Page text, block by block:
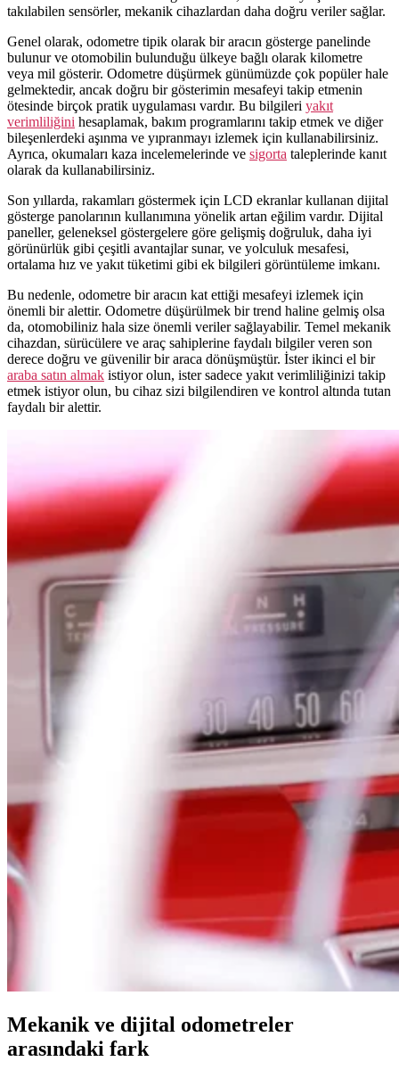
takılabilen sensörler, mekanik cihazlardan daha doğru veriler sağlar.
Genel olarak, odometre tipik olarak bir aracın gösterge panelinde
bulunur ve otomobilin bulunduğu ülkeye bağlı olarak kilometre
veya mil gösterir. Odometre düşürmek günümüzde çok popüler hale
gelmektedir, ancak doğru bir gösterimin mesafeyi takip etmenin
ötesinde birçok pratik uygulaması vardır. Bu bilgileri yakıt
verimliliğini hesaplamak, bakım programlarını takip etmek ve diğer
bileşenlerdeki aşınma ve yıpranmayı izlemek için kullanabilirsiniz.
Ayrıca, okumaları kaza incelemelerinde ve sigorta taleplerinde kanıt
olarak da kullanabilirsiniz.
Son yıllarda, rakamları göstermek için LCD ekranlar kullanan dijital
gösterge panolarının kullanımına yönelik artan eğilim vardır. Dijital
paneller, geleneksel göstergelere göre gelişmiş doğruluk, daha iyi
görünürlük gibi çeşitli avantajlar sunar, ve yolculuk mesafesi,
ortalama hız ve yakıt tüketimi gibi ek bilgileri görüntüleme imkanı.
Bu nedenle, odometre bir aracın kat ettiği mesafeyi izlemek için
önemli bir alettir. Odometre düşürülmek bir trend haline gelmiş olsa
da, otomobiliniz hala size önemli veriler sağlayabilir. Temel mekanik
cihazdan, sürücülere ve araç sahiplerine faydalı bilgiler veren son
derece doğru ve güvenilir bir araca dönüşmüştür. İster ikinci el bir
araba satın almak istiyor olun, ister sadece yakıt verimliliğinizi takip
etmek istiyor olun, bu cihaz sizi bilgilendiren ve kontrol altında tutan
faydalı bir alettir.
Mekanik ve dijital odometreler
arasındaki fark